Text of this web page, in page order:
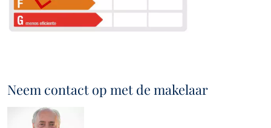
Neem contact op met de makelaar